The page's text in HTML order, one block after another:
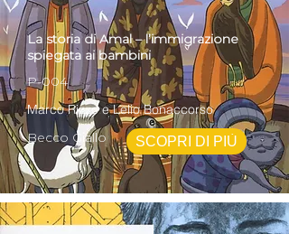
La storia di Amal – l’immigrazione
spiegata ai bambini
P-004
Marco Rizzo e Lelio Bonaccorso
Becco Giallo
SCOPRI DI PIÙ